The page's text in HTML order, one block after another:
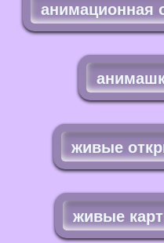
анимационная
живые
живые